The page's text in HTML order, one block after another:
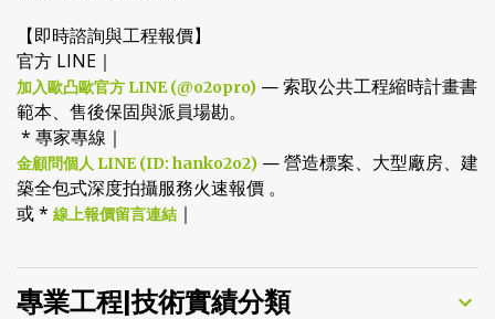
【即時諮詢與工程報價】
官方 LINE｜
加入歐凸歐官方 LINE (@o2opro) — 索取公共工程縮時計畫書
範本、售後保固與派員場勘。
* 專家專線｜
金顧問個人 LINE (ID: hanko2o2) — 營造標案、大型廠房、建
築全包式深度拍攝服務火速報價 。
或 * 線上報價留言連結 ｜
專業工程|技術實績分類